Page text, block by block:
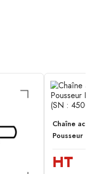
Chaîne
Pousseur
HT